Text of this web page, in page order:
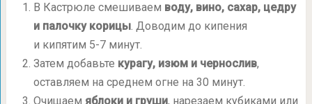
В Кастрюле смешиваем воду, вино, сахар, цедру
и палочку корицы. Доводим до кипения
и кипятим 5-7 минут.
Затем добавьте курагу, изюм и чернослив,
оставляем на среднем огне на 30 минут.
Очищаем яблоки и груши, нарезаем кубиками или